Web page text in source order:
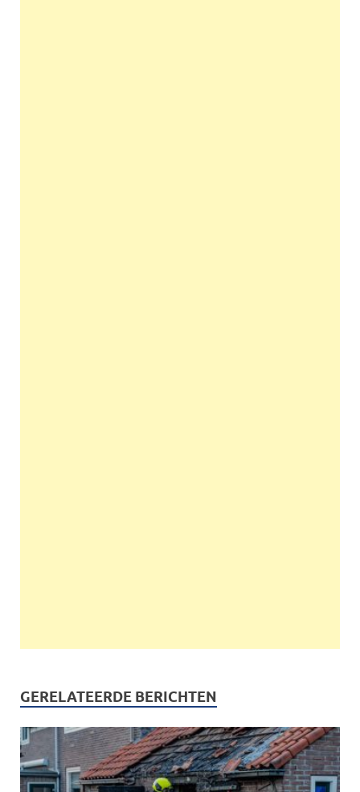
GERELATEERDE BERICHTEN